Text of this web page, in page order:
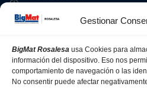
Gestionar
BigMat Rosalesa usa Cookies para
información del dispositivo. Eso nos
comportamiento de navegación o las
No consentir puede afectar